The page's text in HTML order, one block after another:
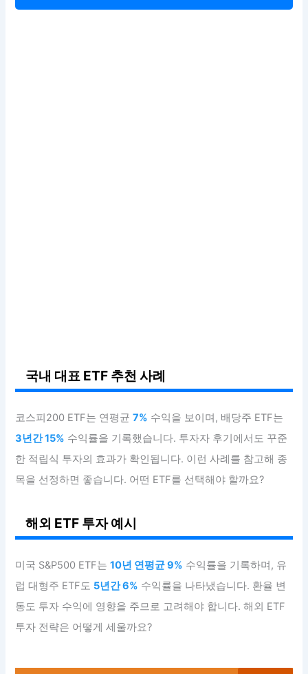
국내 대표 ETF 추천 사례
코스피200 ETF는 연평균7% 수익을 보이며, 배당주 ETF는
3년간 15% 수익률을 기록했습니다. 투자자 후기에서도 꾸준
한 적립식 투자의 효과가 확인됩니다. 이런 사례를 참고해 종
목을 선정하면 좋습니다. 어떤 ETF를 선택해야 할까요?
해외 ETF 투자 예시
미국 S&P500 ETF는10년 연평균 9% 수익률을 기록하며, 유
럽 대형주 ETF도 5년간 6% 수익률을 나타냈습니다. 환율 변
동도 투자 수익에 영향을 주므로 고려해야 합니다. 해외 ETF
투자 전략은 어떻게 세울까요?